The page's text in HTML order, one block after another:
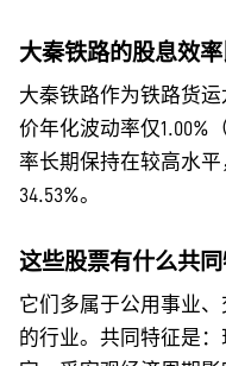
大秦铁路的股息效率
大秦铁路作为铁路货
价年化波动率仅1.00%
率长期保持在较高水
34.53%。
这些股票有什么共同
它们多属于公用事业
的行业。共同特征是